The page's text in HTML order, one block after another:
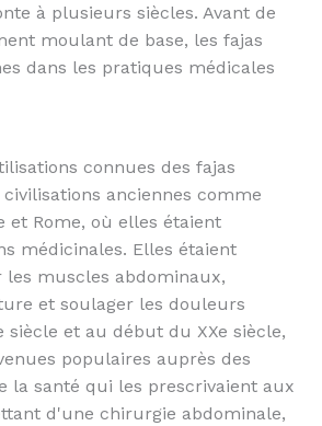
à plusieurs siècles. Avant de
moulant de base, les fajas
dans les pratiques médicales
connues des fajas
anciennes comme
et Rome, où elles étaient
médicinales. Elles étaient
les muscles abdominaux,
et soulager les douleurs
siècle et au début du XXe siècle,
populaires auprès des
la santé qui les prescrivaient aux
d'une chirurgie abdominale,